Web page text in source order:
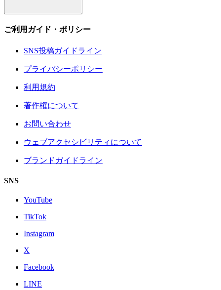
ご利用ガイド・ポリシー
SNS投稿ガイドライン
プライバシーポリシー
利用規約
著作権について
お問い合わせ
ウェブアクセシビリティについて
ブランドガイドライン
SNS
YouTube
TikTok
Instagram
X
Facebook
LINE